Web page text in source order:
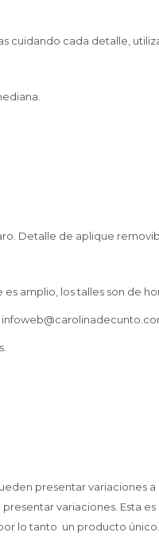
cuidando cada detalle,
Detalle de aplique
amplio, los talles son de
presentar variaciones
variaciones. Esta
lo tanto un producto único.